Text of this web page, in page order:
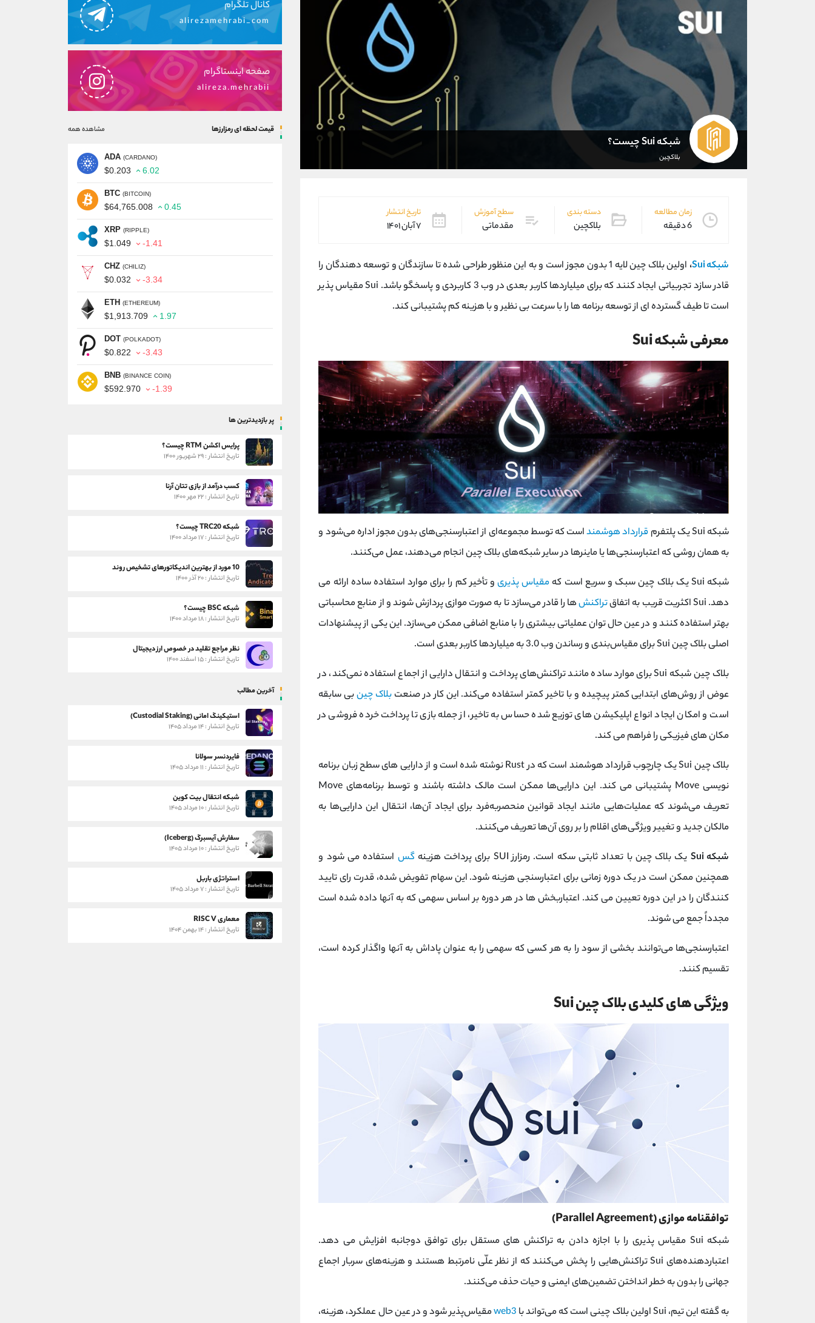
شبکه Sui چیست؟
بلاکچین
زمان مطالعه
6 دقیقه
دسته بندی
بلاکچین
سطح آموزش
مقدماتی
تاریخ انتشار
۷ آبان ۱۴۰۱
شبکه Sui ،
اولین بلاک چین لایه 1 بدون مجوز است و به این منظور طراحی شده تا سازندگان و توسعه دهندگان را
قادر سازد تجربیاتی ایجاد کنند که برای میلیاردها کاربر بعدی در وب 3 کاربردی و پاسخگو باشد. Sui مقیاس پذیر
است تا طیف گسترده ای از توسعه برنامه ها را با سرعت بی نظیر و با هزینه کم پشتیبانی کند.
معرفی شبکه Sui
شبکه Sui یک پلتفرم قرارداد هوشمنداست که توسط مجموعه‌ای از اعتبارسنجی‌های بدون مجوز اداره می‌شود و
به همان روشی که اعتبارسنجی‌ها یا ماینرها در سایر شبکه‌های بلاک چین انجام می‌دهند، عمل می‌کنند.
شبکه Sui یک بلاک چین سبک و سریع است که
مقیاس پذیریو تأخیر کم را برای موارد استفاده ساده ارائه می
دهد. Sui اکثریت قریب به اتفاق
تراکنش‌ها را قادر می‌سازد تا به صورت موازی پردازش شوند و از منابع محاسباتی
بهتر استفاده کنند و در عین حال توان عملیاتی بیشتری را با منابع اضافی ممکن می‌سازد. این یکی از پیشنهادات
اصلی بلاک چین Sui برای مقیاس‌بندی و رساندن وب 3.0 به میلیاردها کاربر بعدی است.
بلاک چین شبکه Sui برای موارد ساده مانند تراکنش‌های پرداخت و انتقال دارایی از اجماع استفاده نمی‌کند، در
عوض از روش‌های ابتدایی کمتر پیچیده و با تاخیر کمتر استفاده می‌کند. این کار در صنعت بلاک چینبی سابقه
است و امکان ایجاد انواع اپلیکیشن های توزیع شده حساس به تاخیر، از جمله بازی تا پرداخت خرده فروشی در
مکان های فیزیکی را فراهم می کند.
بلاک چین Sui یک چارچوب قرارداد هوشمند است که در Rust نوشته شده است و از دارایی های سطح زبان برنامه
نویسی Move پشتیبانی می کند. این دارایی‌ها ممکن است مالک داشته باشند و توسط برنامه‌های Move
تعریف می‌شوند که عملیات‌هایی مانند ایجاد قوانین منحصربه‌فرد برای ایجاد آن‌ها، انتقال این دارایی‌ها به
مالکان جدید و تغییر ویژگی‌های اقلام را بر روی آن‌ها تعریف می‌کنند.
شبکه Sui
یک بلاک چین با تعداد ثابتی سکه است. رمزارز SUI برای پرداخت هزینه گس استفاده می شود و
همچنین ممکن است در یک دوره زمانی برای اعتبارسنجی هزینه شود. این سهام تفویض شده، قدرت رای تایید
کنندگان را در این دوره تعیین می کند. اعتباربخش ها در هر دوره بر اساس سهمی که به آنها داده شده است
مجدداً جمع می شوند.
اعتبارسنجی‌ها می‌توانند بخشی از سود را به هر کسی که سهمی را به عنوان پاداش به آنها واگذار کرده است،
تقسیم کنند.
ویژگی های کلیدی بلاک چین Sui
توافقنامه موازی (Parallel Agreement)
شبکه Sui مقیاس پذیری را با اجازه دادن به تراکنش های مستقل برای توافق دوجانبه افزایش می دهد.
اعتباردهنده‌های Sui تراکنش‌هایی را پخش می‌کنند که از نظر علّی نامرتبط هستند و هزینه‌های سربار اجماع
جهانی را بدون به خطر انداختن تضمین‌های ایمنی و حیات حذف می‌کنند.
به گفته این تیم، Sui اولین بلاک چینی است که می‌تواند با
web3مقیاس‌پذیر شود و در عین حال عملکرد، هزینه،
کانال تلگرام
alirezamehrabi_com
صفحه اینستاگرام
alireza.mehrabii
قیمت لحظه ای رمزارزها مشاهده همه
ADA (CARDANO)
$0.203 6.02
BTC (BITCOIN)
$64,765.008 0.45
XRP (RIPPLE)
$1.049 -1.41
CHZ (CHILIZ)
$0.032 -3.34
ETH (ETHEREUM)
$1,913.709 1.97
DOT (POLKADOT)
$0.822 -3.43
BNB (BINANCE COIN)
$592.970 -1.39
پر بازدیدترین ها
پرایس اکشن RTM چیست؟
تاریخ انتشار : ۲۹ شهریور ۱۴۰۰
کسب درآمد از بازی تتان آرنا
تاریخ انتشار : ۲۲ مهر ۱۴۰۰
شبکه TRC20 چیست؟
تاریخ انتشار : ۱۷ مرداد ۱۴۰۰
10 مورد از بهترین اندیکاتورهای تشخیص روند
تاریخ انتشار : ۲۰ آذر ۱۴۰۰
شبکه BSC چیست؟
تاریخ انتشار : ۱۸ مرداد ۱۴۰۰
نظر مراجع تقلید در خصوص ارز دیجیتال
تاریخ انتشار : ۱۵ اسفند ۱۴۰۰
آخرین مطالب
استیکینگ امانی (Custodial Staking)
تاریخ انتشار : ۱۴ مرداد ۱۴۰۵
فایردنسر سولانا
تاریخ انتشار : ۱۱ مرداد ۱۴۰۵
شبکه انتقال بیت کوین
تاریخ انتشار : ۱۰ مرداد ۱۴۰۵
سفارش آیسبرگ (Iceberg)
تاریخ انتشار : ۱۰ مرداد ۱۴۰۵
استراتژی باربل
تاریخ انتشار : ۷ مرداد ۱۴۰۵
معماری RISC V
تاریخ انتشار : ۱۴ بهمن ۱۴۰۴